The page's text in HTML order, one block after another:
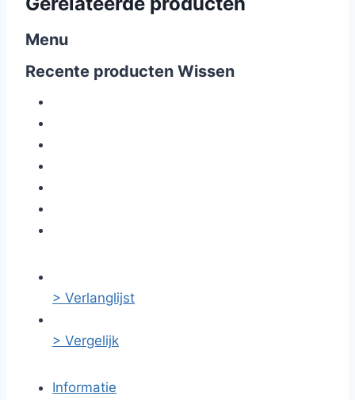
Menu
Recente producten Wissen
> Verlanglijst
> Vergelijk
Informatie